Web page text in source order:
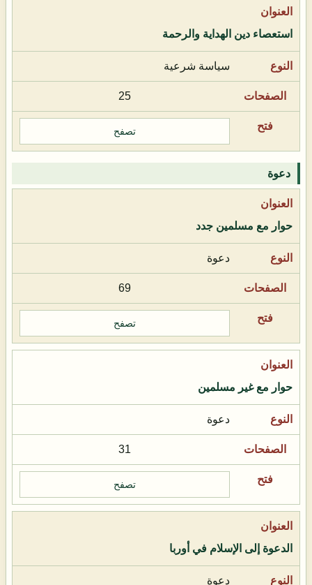
استعصاء دين الهداية والرحمة
سياسة شرعية
25
تصفح
دعوة
حوار مع مسلمين جدد
دعوة
69
تصفح
حوار مع غير مسلمين
دعوة
31
تصفح
الدعوة إلى الإسلام في أوربا
دعوة